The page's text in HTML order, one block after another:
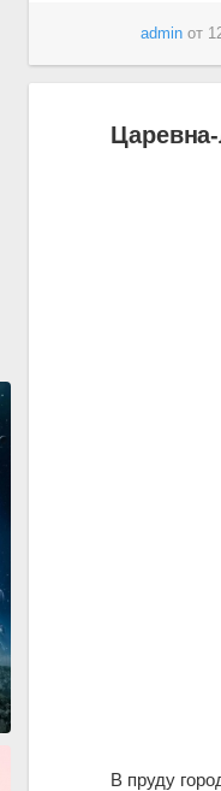
adminот
В пруду